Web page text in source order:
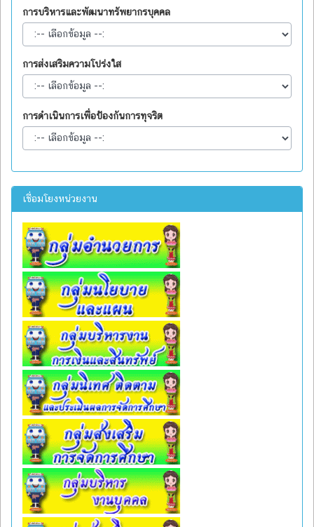
การบริหารและพัฒนาทรัพยากรบุคคล
การส่งเสริมความโปร่งใส
การดำเนินการเพื่อป้องกันการทุจริต
เชื่อมโยงหน่วยงาน